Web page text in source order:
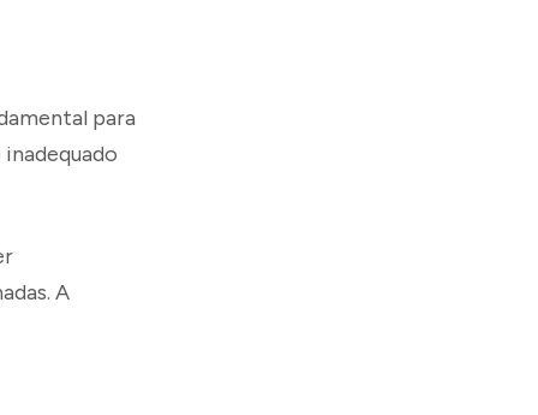
para
inadequado
A